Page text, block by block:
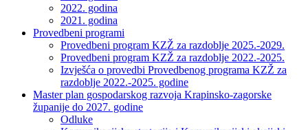
2022. godina
2021. godina
Provedbeni programi
Provedbeni program KZŽ za razdoblje 2025.-2029.
Provedbeni program KZŽ za razdoblje 2022.-2025.
Izvješća o provedbi Provedbenog programa KZŽ za
razdoblje 2022.-2025. godine
Master plan gospodarskog razvoja Krapinsko-zagorske
županije do 2027. godine
Odluke